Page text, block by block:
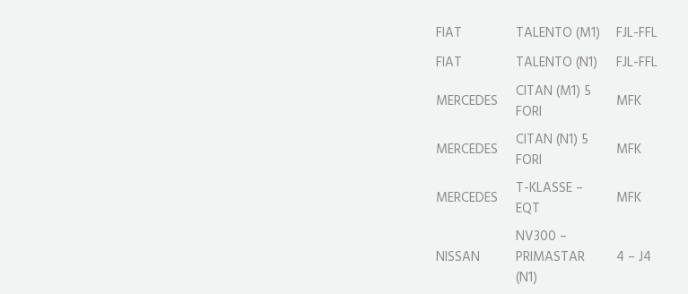
FIAT TALENTO (M1) FJL-FFL
FIAT
TALENTO (N1) FJL-FFL
MERCEDES
CITAN (M1) 5
FORI
MFK
MERCEDES
CITAN (N1) 5
FORI
MFK
MERCEDES
T-KLASSE –
EQT
MFK
NISSAN
NV300 –
PRIMASTAR
(N1)
4 – J4